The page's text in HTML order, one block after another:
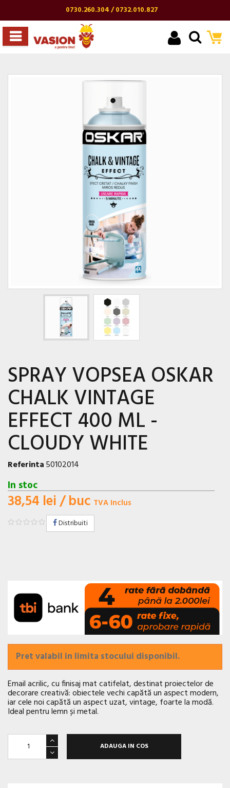
0730.260.304 / 0732.010.827
SPRAY VOPSEA OSKAR
CHALK VINTAGE
EFFECT 400 ML -
CLOUDY WHITE
Referinta50102014
In stoc
38,54 lei/ buc TVA Inclus
Distribuiti
Pret valabil in limita stocului disponibil.
Email acrilic, cu finisaj mat catifelat, destinat proiectelor de
decorare creativă: obiectele vechi capătă un aspect modern,
iar cele noi capătă un aspect uzat, vintage, foarte la modă.
Ideal pentru lemn și metal.
ADAUGA IN COS